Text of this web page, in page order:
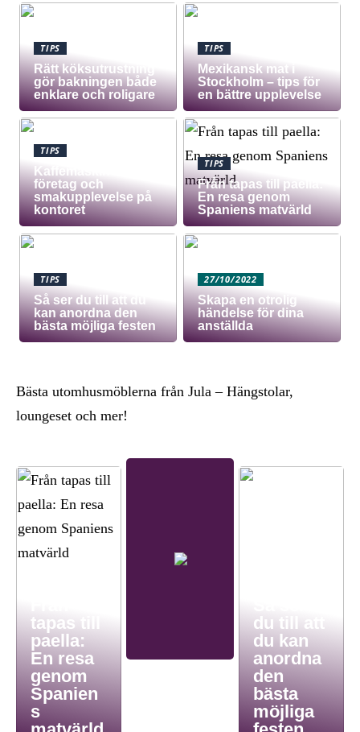
TIPS
Rätt köksutrustning
gör bakningen både
enklare och roligare
TIPS
Mexikansk mat i
Stockholm – tips för
en bättre upplevelse
TIPS
Kaffemaskin för
företag och
smakupplevelse på
kontoret
TIPS
Från tapas till paella:
En resa genom
Spaniens matvärld
TIPS
Så ser du till att du
kan anordna den
bästa möjliga festen
27/10/2022
Skapa en otrolig
händelse för dina
anställda
Bästa utomhusmöblerna från Jula – Hängstolar,
loungeset och mer!
tapas till
paella:
En resa
genom
Spanien
s
du till att
du kan
anordna
den
bästa
möjliga